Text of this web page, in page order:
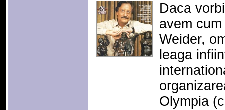
Daca
avem
Weider,
leaga
Olympia